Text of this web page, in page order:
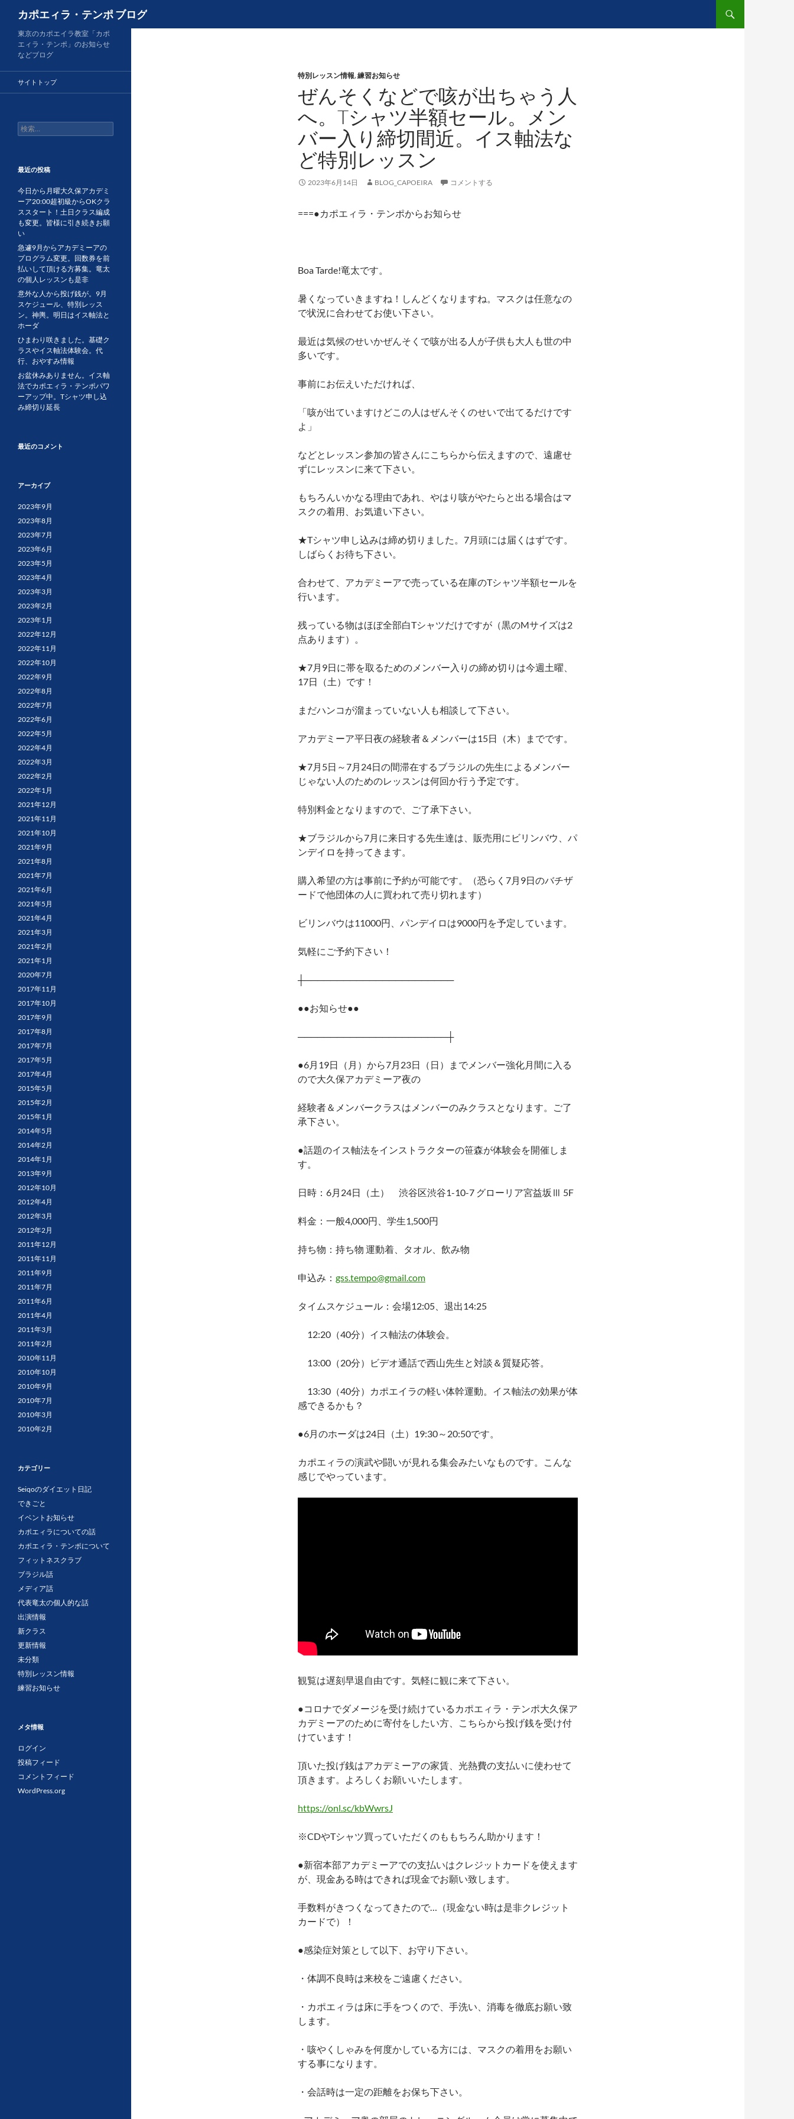
ツ
カポエィラ・テンポ ブログ
特別レッスン情報,練習お知らせ
ぜんそくなどで咳が出ちゃう人
へ。Tシャツ半額セール。メン
バー入り締切間近。イス軸法な
ど特別レッスン
2023年6月14日 BLOG_CAPOEIRA コメントする
===●カポエィラ・テンポからお知らせ
Boa Tarde!竜太です。
暑くなっていきますね！しんどくなりますね。マスクは任意なの
で状況に合わせてお使い下さい。
最近は気候のせいかぜんそくで咳が出る人が子供も大人も世の中
多いです。
事前にお伝えいただければ、
「咳が出ていますけどこの人はぜんそくのせいで出てるだけです
よ」
などとレッスン参加の皆さんにこちらから伝えますので、遠慮せ
ずにレッスンに来て下さい。
もちろんいかなる理由であれ、やはり咳がやたらと出る場合はマ
スクの着用、お気遣い下さい。
★Tシャツ申し込みは締め切りました。7月頭には届くはずです。
しばらくお待ち下さい。
合わせて、アカデミーアで売っている在庫のTシャツ半額セールを
行います。
残っている物はほぼ全部白Tシャツだけですが（黒のMサイズは2
点あります）。
★7月9日に帯を取るためのメンバー入りの締め切りは今週土曜、
17日（土）です！
まだハンコが溜まっていない人も相談して下さい。
アカデミーア平日夜の経験者＆メンバーは15日（木）までです。
★7月5日～7月24日の間滞在するブラジルの先生によるメンバー
じゃない人のためのレッスンは何回か行う予定です。
特別料金となりますので、ご了承下さい。
★ブラジルから7月に来日する先生達は、販売用にビリンバウ、パ
ンデイロを持ってきます。
購入希望の方は事前に予約が可能です。（恐らく7月9日のバチザ
ードで他団体の人に買われて売り切れます）
ビリンバウは11000円、パンデイロは9000円を予定しています。
気軽にご予約下さい！
┼───────────────────────
●●お知らせ●●
───────────────────────┼
●6月19日（月）から7月23日（日）までメンバー強化月間に入る
ので大久保アカデミーア夜の
経験者＆メンバークラスはメンバーのみクラスとなります。ご了
承下さい。
●話題のイス軸法をインストラクターの笹森が体験会を開催しま
す。
日時：6月24日（土） 渋谷区渋谷1-10-7 グローリア宮益坂Ⅲ 5F
料金：一般4,000円、学生1,500円
持ち物：持ち物 運動着、タオル、飲み物
申込み： gss.tempo@gmail.com
タイムスケジュール：会場12:05、退出14:25
12:20（40分）イス軸法の体験会。
13:00（20分）ビデオ通話で西山先生と対談＆質疑応答。
13:30（40分）カポエイラの軽い体幹運動。イス軸法の効果が体
感できるかも？
●6月のホーダは24日（土）19:30～20:50です。
カポエィラの演武や闘いが見れる集会みたいなものです。こんな
感じでやっています。
観覧は遅刻早退自由です。気軽に観に来て下さい。
●コロナでダメージを受け続けているカポエィラ・テンポ大久保ア
カデミーアのために寄付をしたい方、こちらから投げ銭を受け付
けています！
頂いた投げ銭はアカデミーアの家賃、光熱費の支払いに使わせて
頂きます。よろしくお願いいたします。
https://onl.sc/kbWwrsJ
※CDやTシャツ買っていただくのももちろん助かります！
●新宿本部アカデミーアでの支払いはクレジットカードを使えます
が、現金ある時はできれば現金でお願い致します。
手数料がきつくなってきたので…（現金ない時は是非クレジット
カードで）！
●感染症対策として以下、お守り下さい。
・体調不良時は来校をご遠慮ください。
・カポエィラは床に手をつくので、手洗い、消毒を徹底お願い致
します。
・咳やくしゃみを何度かしている方には、マスクの着用をお願い
する事になります。
・会話時は一定の距離をお保ち下さい。
東京のカポエイラ教室「カポ
エィラ・テンポ」のお知らせ
などブログ
サイトトップ
検
索:
最近の投稿
今日から月曜大久保アカデミ
ーア20:00超初級からOKクラ
ススタート！土日クラス編成
も変更。皆様に引き続きお願
い
急遽9月からアカデミーアの
プログラム変更。回数券を前
払いして頂ける方募集。竜太
の個人レッスンも是非
意外な人から投げ銭が。9月
スケジュール、特別レッス
ン。神輿。明日はイス軸法と
ホーダ
ひまわり咲きました。基礎ク
ラスやイス軸法体験会。代
行、おやすみ情報
お盆休みありません。イス軸
法でカポエィラ・テンポパワ
ーアップ中。Tシャツ申し込
み締切り延長
最近のコメント
アーカイブ
2023年9月
2023年8月
2023年7月
2023年6月
2023年5月
2023年4月
2023年3月
2023年2月
2023年1月
2022年12月
2022年11月
2022年10月
2022年9月
2022年8月
2022年7月
2022年6月
2022年5月
2022年4月
2022年3月
2022年2月
2022年1月
2021年12月
2021年11月
2021年10月
2021年9月
2021年8月
2021年7月
2021年6月
2021年5月
2021年4月
2021年3月
2021年2月
2021年1月
2020年7月
2017年11月
2017年10月
2017年9月
2017年8月
2017年7月
2017年5月
2017年4月
2015年5月
2015年2月
2015年1月
2014年5月
2014年2月
2014年1月
2013年9月
2012年10月
2012年4月
2012年3月
2012年2月
2011年12月
2011年11月
2011年9月
2011年7月
2011年6月
2011年4月
2011年3月
2011年2月
2010年11月
2010年10月
2010年9月
2010年7月
2010年3月
2010年2月
カテゴリー
Seiqoのダイエット日記
できごと
イベントお知らせ
カポエィラについての話
カポエィラ・テンポについて
フィットネスクラブ
ブラジル話
メディア話
代表竜太の個人的な話
出演情報
新クラス
更新情報
未分類
特別レッスン情報
練習お知らせ
メタ情報
ログイン
投稿フィード
コメントフィード
WordPress.org